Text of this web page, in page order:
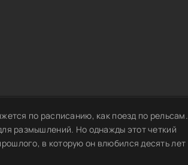
по расписанию, как поезд по рельсам.
размышлений. Но однажды этот четкий
в которую он влюбился десять лет